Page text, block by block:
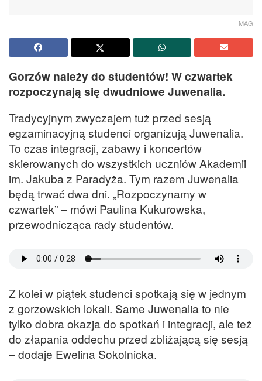
MAG
Gorzów należy do studentów! W czwartek
rozpoczynają się dwudniowe Juwenalia.
Tradycyjnym zwyczajem tuż przed sesją
egzaminacyjną studenci organizują Juwenalia.
To czas integracji, zabawy i koncertów
skierowanych do wszystkich uczniów Akademii
im. Jakuba z Paradyża. Tym razem Juwenalia
będą trwać dwa dni. „Rozpoczynamy w
czwartek” – mówi Paulina Kukurowska,
przewodnicząca rady studentów.
Z kolei w piątek studenci spotkają się w jednym
z gorzowskich lokali. Same Juwenalia to nie
tylko dobra okazja do spotkań i integracji, ale też
do złapania oddechu przed zbliżającą się sesją
– dodaje Ewelina Sokolnicka.